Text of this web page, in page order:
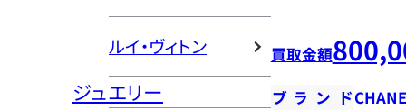
ルイ・ヴィトン
ジュエリー
買取金額
ブランド